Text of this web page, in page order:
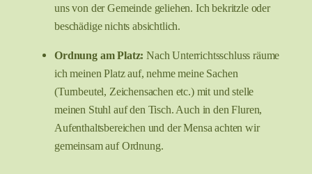
uns von der Gemeinde geliehen. Ich bekritzle oder
beschädige nichts absichtlich.
Ordnung am Platz: Nach Unterrichtsschluss räume
ich meinen Platz auf, nehme meine Sachen
(Turnbeutel, Zeichensachen etc.) mit und stelle
meinen Stuhl auf den Tisch. Auch in den Fluren,
Aufenthaltsbereichen und der Mensa achten wir
gemeinsam auf Ordnung.